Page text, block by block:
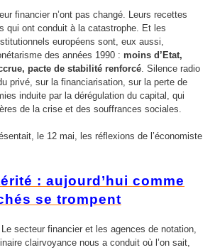
financier n’ont pas changé. Leurs recettes
qui ont conduit à la catastrophe. Et les
européens sont, eux aussi,
des années 1990 : moins d’Etat,
pacte de stabilité renforcé. Silence radio
privé, sur la financiarisation, sur la perte de
induite par la dérégulation du capital, qui
de la crise et des souffrances sociales.
le 12 mai, les réflexions de l’économiste
: aujourd’hui comme
se trompent
secteur financier et les agences de notation,
clairvoyance nous a conduit où l’on sait,